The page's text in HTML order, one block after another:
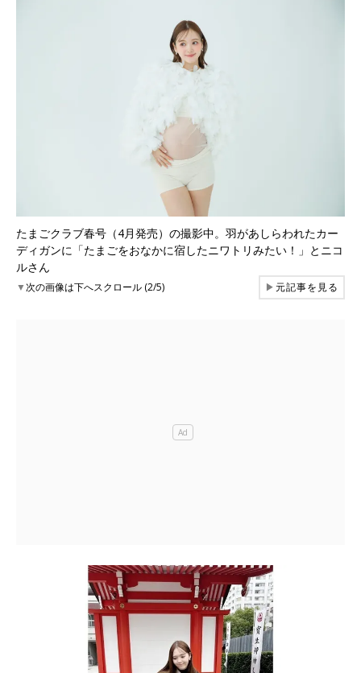
たまごクラブ春号（4月発売）の撮影中。羽があしらわれたカー
ディガンに「たまごをおなかに宿したニワトリみたい！」とニコ
ルさん
▼次の画像は下へスクロール (2/5) ▶元記事を見る